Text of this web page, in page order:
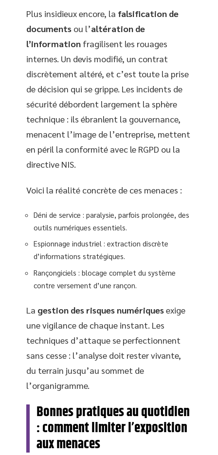
Plus insidieux encore, la falsification de
documents ou l’altération de
l’information fragilisent les rouages
internes. Un devis modifié, un contrat
discrètement altéré, et c’est toute la prise
de décision qui se grippe. Les incidents de
sécurité débordent largement la sphère
technique : ils ébranlent la gouvernance,
menacent l’image de l’entreprise, mettent
en péril la conformité avec le RGPD ou la
directive NIS.
Voici la réalité concrète de ces menaces :
Déni de service : paralysie, parfois prolongée, des
outils numériques essentiels.
Espionnage industriel : extraction discrète
d’informations stratégiques.
Rançongiciels : blocage complet du système
contre versement d’une rançon.
La gestion des risques numériquesexige
une vigilance de chaque instant. Les
techniques d’attaque se perfectionnent
sans cesse : l’analyse doit rester vivante,
du terrain jusqu’au sommet de
l’organigramme.
Bonnes pratiques au quotidien
: comment limiter l’exposition
aux menaces